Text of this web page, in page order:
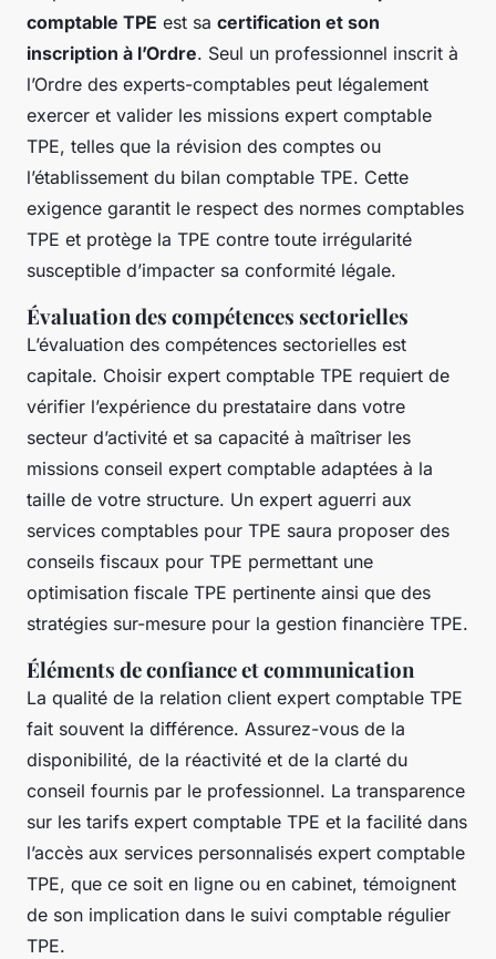
comptable TPE est sa certification et son
inscription à l’Ordre. Seul un professionnel inscrit à
l’Ordre des experts-comptables peut légalement
exercer et valider les missions expert comptable
TPE, telles que la révision des comptes ou
l’établissement du bilan comptable TPE. Cette
exigence garantit le respect des normes comptables
TPE et protège la TPE contre toute irrégularité
susceptible d’impacter sa conformité légale.
Évaluation des compétences sectorielles
L’évaluation des compétences sectorielles est
capitale. Choisir expert comptable TPE requiert de
vérifier l’expérience du prestataire dans votre
secteur d’activité et sa capacité à maîtriser les
missions conseil expert comptable adaptées à la
taille de votre structure. Un expert aguerri aux
services comptables pour TPE saura proposer des
conseils fiscaux pour TPE permettant une
optimisation fiscale TPE pertinente ainsi que des
stratégies sur-mesure pour la gestion financière TPE.
Éléments de confiance et communication
La qualité de la relation client expert comptable TPE
fait souvent la différence. Assurez-vous de la
disponibilité, de la réactivité et de la clarté du
conseil fournis par le professionnel. La transparence
sur les tarifs expert comptable TPE et la facilité dans
l’accès aux services personnalisés expert comptable
TPE, que ce soit en ligne ou en cabinet, témoignent
de son implication dans le suivi comptable régulier
TPE.